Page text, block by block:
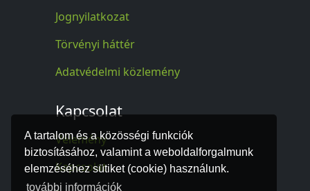
A tartalom és a közösségi funkciók
biztosításához, valamint a weboldalforgalmunk
elemzéséhez sütiket (cookie) használunk.
további információk
Jognyilatkozat
Törvényi háttér
Adatvédelmi közlemény
Kapcsolat
Vélemény
Kapcsolat